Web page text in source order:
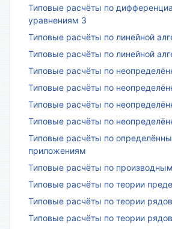
Типовые расчёты по
уравнениям 3
Типовые расчёты по линейной
Типовые расчёты по линейной
Типовые расчёты по
Типовые расчёты по
Типовые расчёты по
Типовые расчёты по
Типовые расчёты по
приложениям
Типовые расчёты по производным
Типовые расчёты по теории
Типовые расчёты по теории рядов
Типовые расчёты по теории